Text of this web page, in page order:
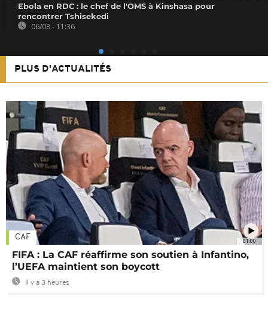
Ebola en RDC : le chef de l'OMS à Kinshasa pour
rencontrer Tshisekedi
06/08 - 11:36
PLUS D'ACTUALITÉS
01:00
CAF
FIFA : La CAF réaffirme son soutien à Infantino,
l’UEFA maintient son boycott
Il y a 3 heures